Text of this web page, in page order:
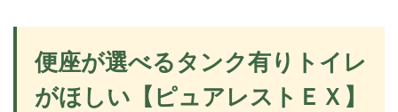
便座が選べるタンク有りトイレ
がほしい【ピュアレストＥＸ】